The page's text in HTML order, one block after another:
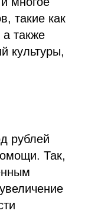
такие как
также
культуры,
рублей
Так,